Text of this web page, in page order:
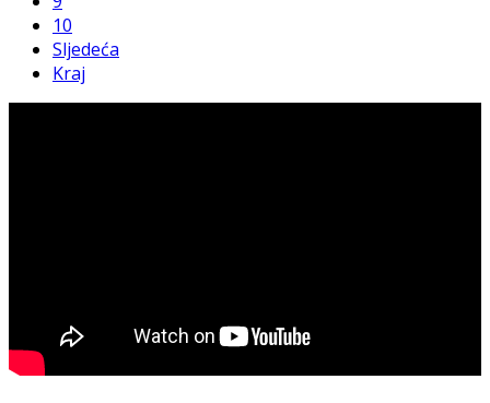
10
Sljedeća
Kraj